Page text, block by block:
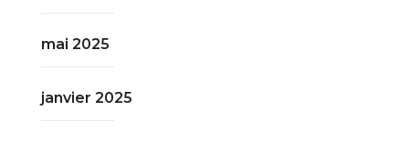
mai 2025
janvier 2025